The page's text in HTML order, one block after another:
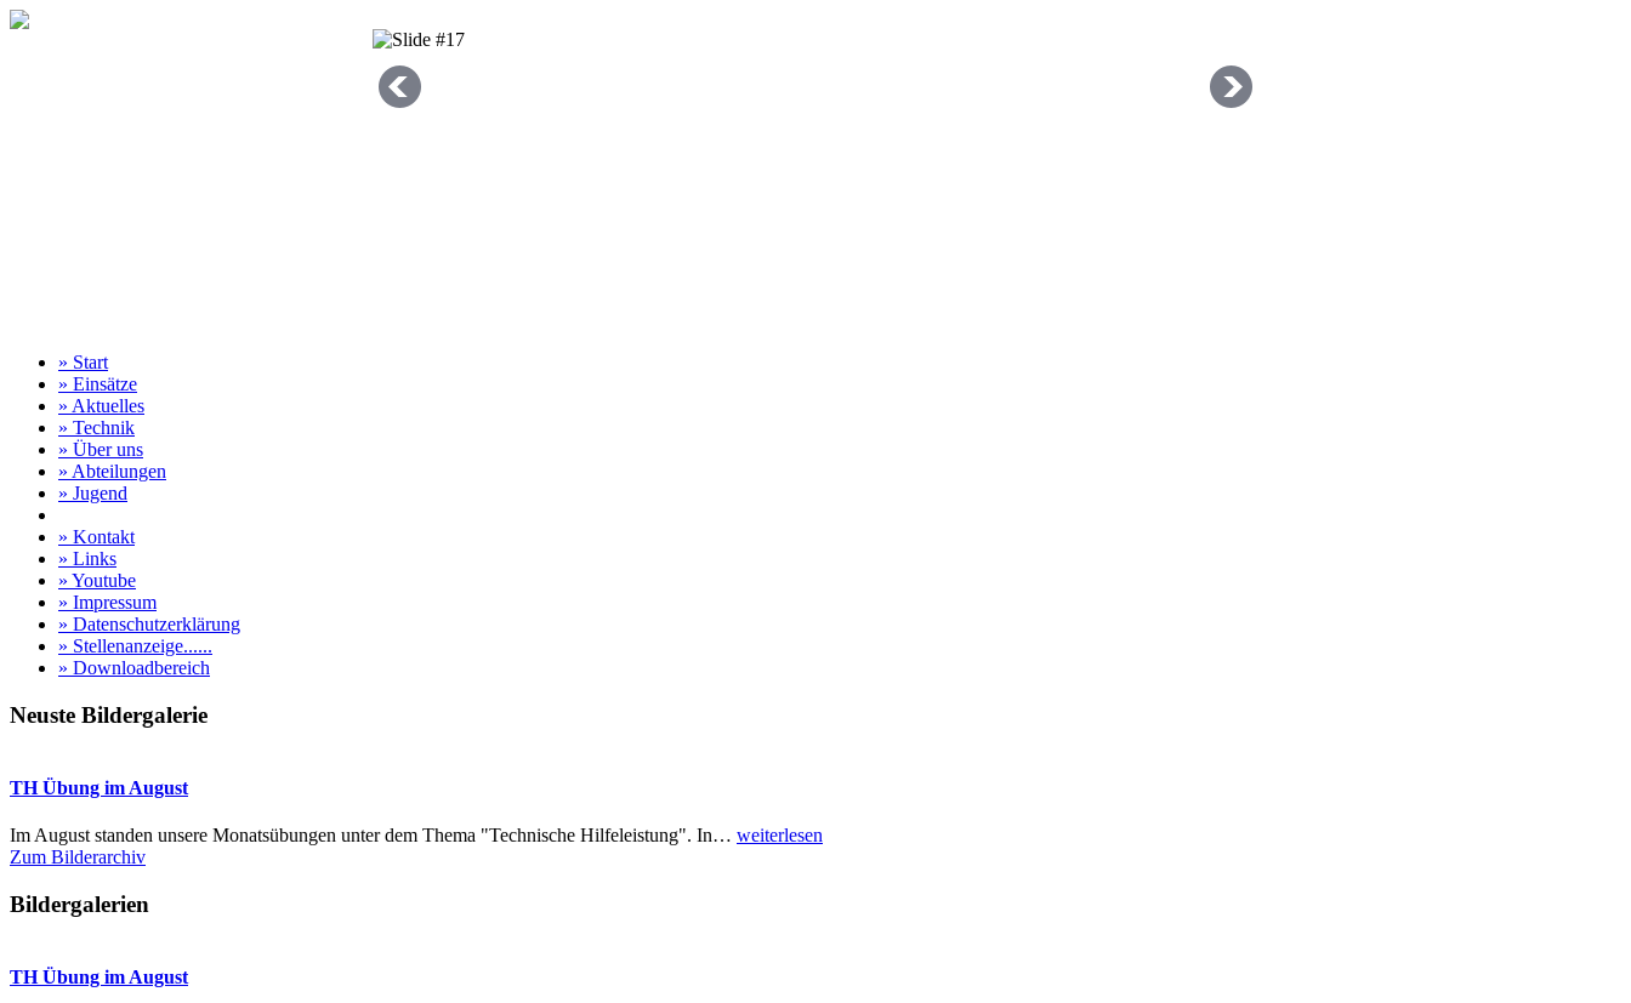
» Start
» Einsätze
» Aktuelles
» Technik
» Über uns
» Abteilungen
» Jugend
» Kontakt
» Links
» Youtube
» Impressum
» Datenschutzerklärung
» Stellenanzeige......
» Downloadbereich
Neuste Bildergalerie
TH Übung im August
Im August standen unsere Monatsübungen unter dem Thema "Technische Hilfeleistung". In… weiterlesen
Zum Bilderarchiv
Bildergalerien
TH Übung im August